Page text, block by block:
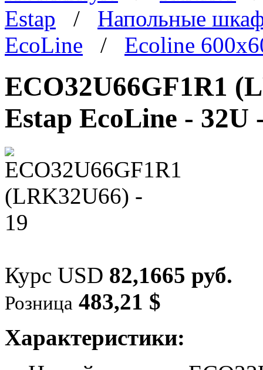
Estap / Напольные
EcoLine / Ecoline
ECO32U66GF1R1
Estap EcoLine - 32U
Курс USD 82,1665 руб.
Розница 483,21 $
Характеристики: